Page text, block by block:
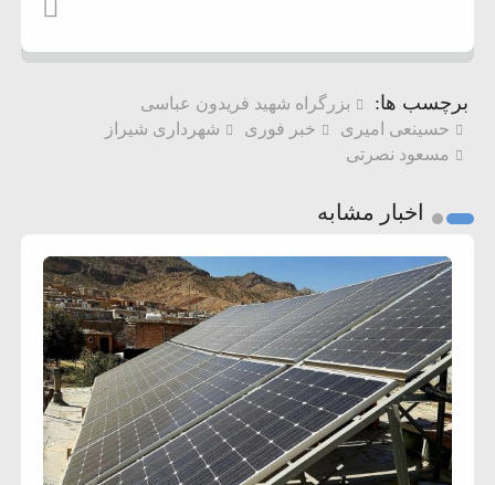
برچسب ها:
بزرگراه شهید فریدون عباسی
حسینعی امیری
خبر فوری
شهرداری شیراز
مسعود نصرتی
اخبار مشابه